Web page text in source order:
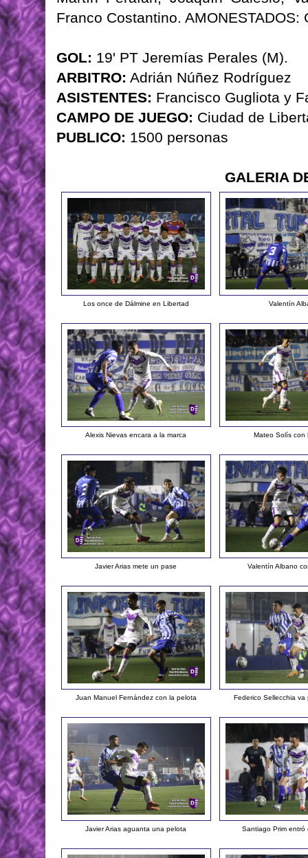
Franco Costantino. AMONESTADOS:
GOL: 19' PT Jeremías Perales (M).
ARBITRO: Adrián Núñez Rodríguez
ASISTENTES: Francisco Gugliota y
CAMPO DE JUEGO: Ciudad de
PUBLICO: 1500 personas
GALERIA
Los once de Dálmine en Libertad Valentín
Alexis Nievas encara a la marca Mateo Solís con
Javier Arias mete un pase Valentín Albano
Juan Manuel Fernández con la pelota Federico Sellecchia
Javier Arias aguanta una pelota Santiago Prim entró